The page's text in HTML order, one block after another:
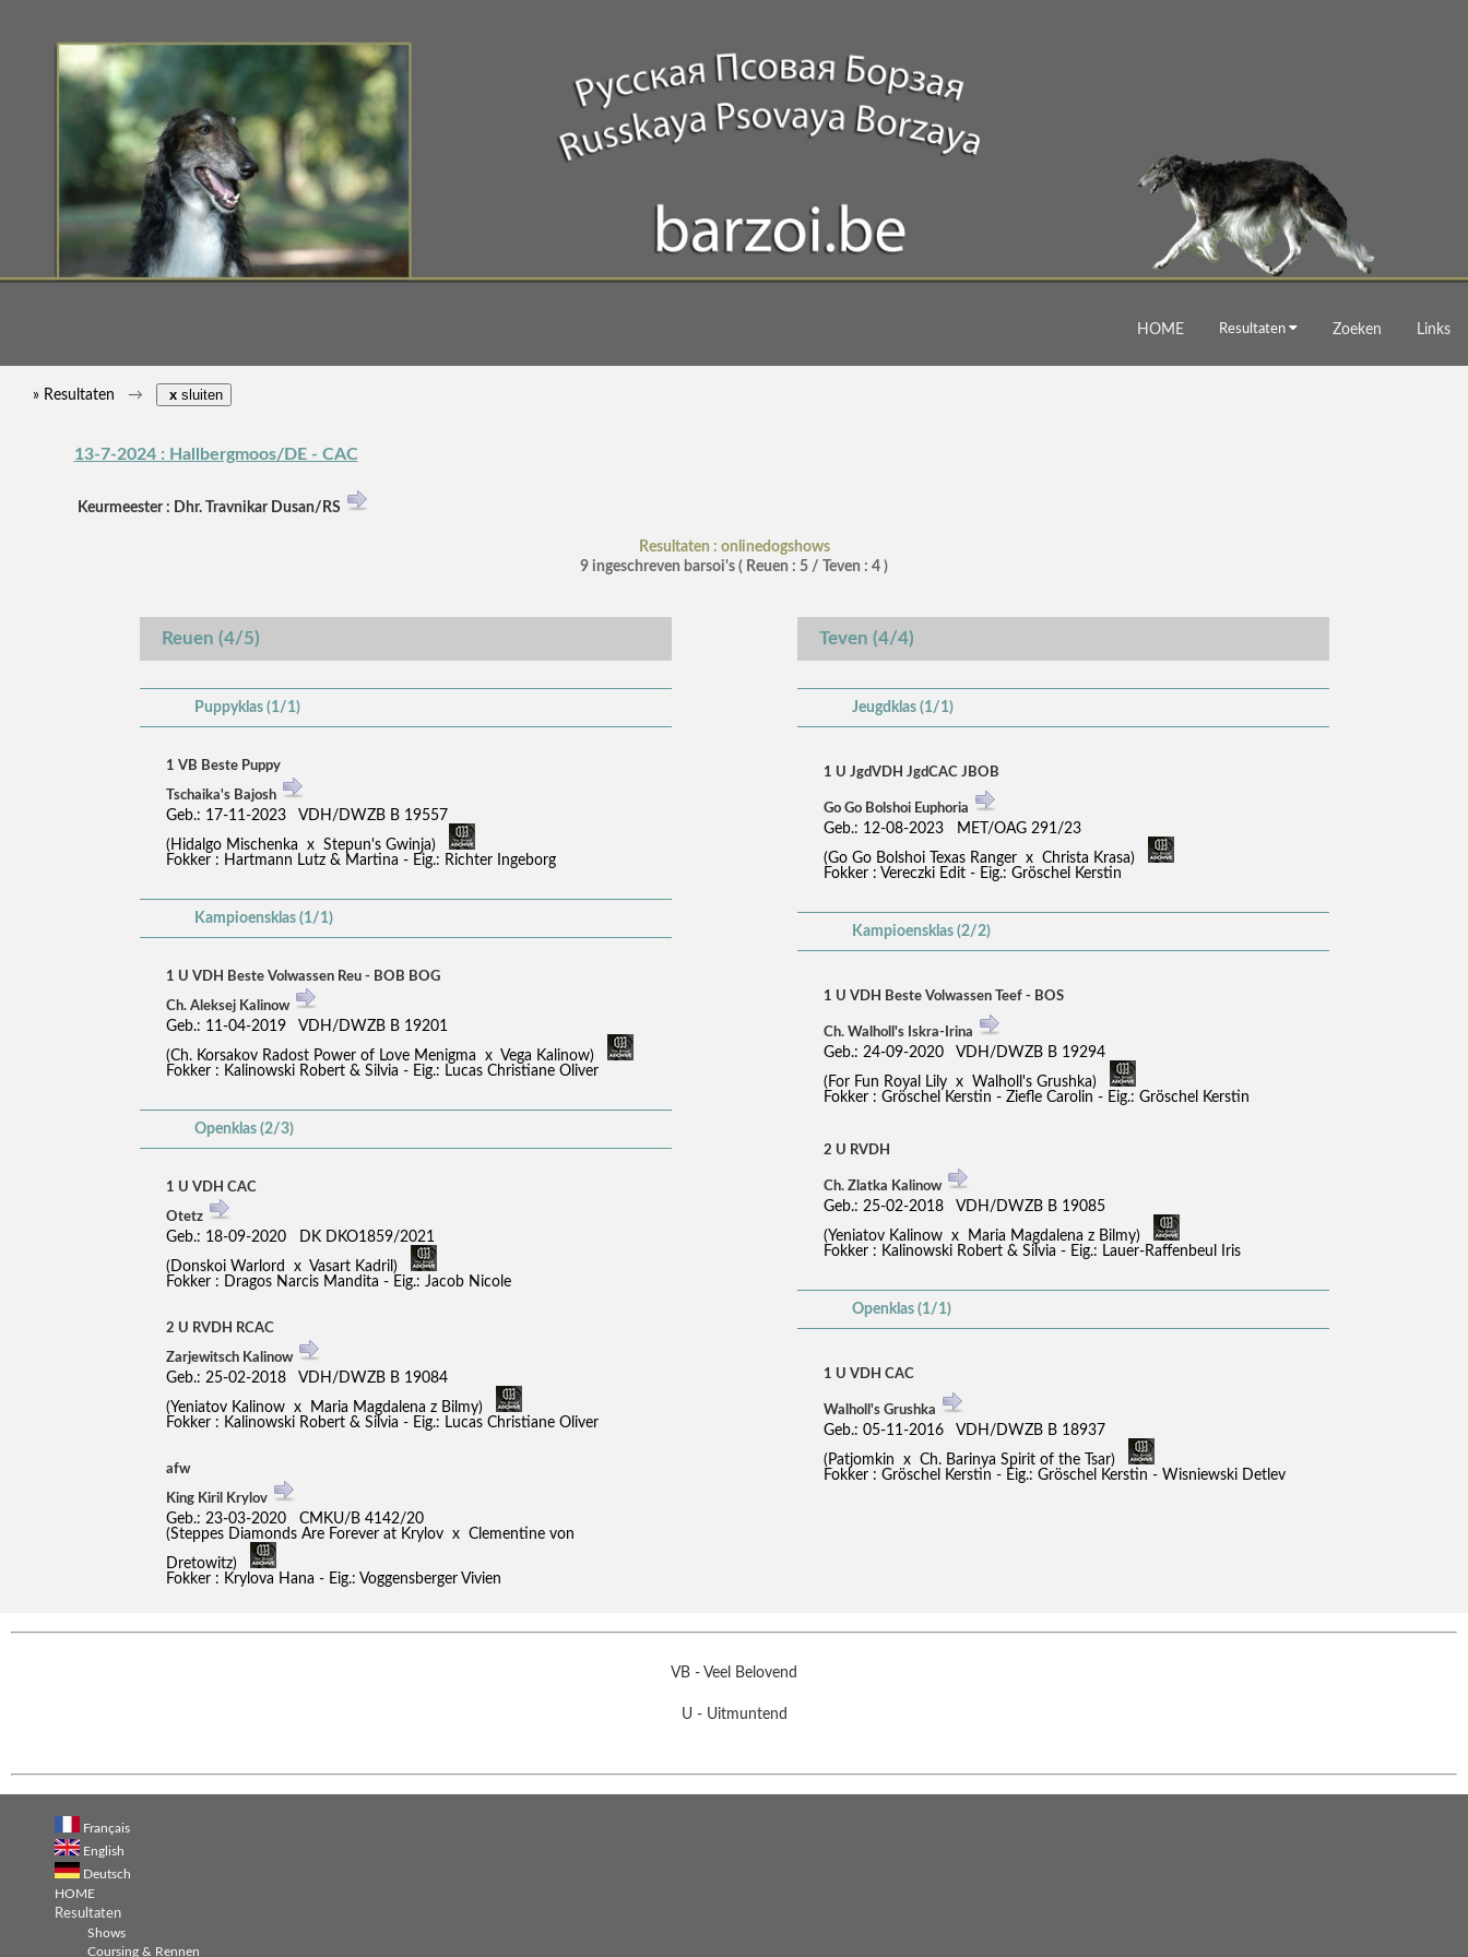
HOME Resultaten Zoeken Links
» Resultaten x sluiten
13-7-2024 : Hallbergmoos/DE - CAC
Keurmeester : Dhr. Travnikar Dusan/RS
Resultaten : onlinedogshows
9 ingeschreven barsoi's ( Reuen : 5 / Teven : 4 )
Reuen (4/5)
Puppyklas (1/1)
1 VB Beste Puppy
Tschaika's Bajosh
Geb.: 17-11-2023 VDH/DWZB B 19557
(Hidalgo Mischenka x Stepun's Gwinja)
Fokker : Hartmann Lutz & Martina - Eig.: Richter Ingeborg
Kampioensklas (1/1)
1 U VDH Beste Volwassen Reu - BOB BOG
Ch. Aleksej Kalinow
Geb.: 11-04-2019 VDH/DWZB B 19201
(Ch. Korsakov Radost Power of Love Menigma x Vega Kalinow)
Fokker : Kalinowski Robert & Silvia - Eig.: Lucas Christiane Oliver
Openklas (2/3)
1 U VDH CAC
Otetz
Geb.: 18-09-2020 DK DKO1859/2021
(Donskoi Warlord x Vasart Kadril)
Fokker : Dragos Narcis Mandita - Eig.: Jacob Nicole
2 U RVDH RCAC
Zarjewitsch Kalinow
Geb.: 25-02-2018 VDH/DWZB B 19084
(Yeniatov Kalinow x Maria Magdalena z Bilmy)
Fokker : Kalinowski Robert & Silvia - Eig.: Lucas Christiane Oliver
afw
King Kiril Krylov
Geb.: 23-03-2020 CMKU/B 4142/20
(Steppes Diamonds Are Forever at Krylov x Clementine von
Dretowitz)
Fokker : Krylova Hana - Eig.: Voggensberger Vivien
Teven (4/4)
Jeugdklas (1/1)
1 U JgdVDH JgdCAC JBOB
Go Go Bolshoi Euphoria
Geb.: 12-08-2023 MET/OAG 291/23
(Go Go Bolshoi Texas Ranger x Christa Krasa)
Fokker : Vereczki Edit - Eig.: Gröschel Kerstin
Kampioensklas (2/2)
1 U VDH Beste Volwassen Teef - BOS
Ch. Walholl's Iskra-Irina
Geb.: 24-09-2020 VDH/DWZB B 19294
(For Fun Royal Lily x Walholl's Grushka)
Fokker : Gröschel Kerstin - Ziefle Carolin - Eig.: Gröschel Kerstin
2 U RVDH
Ch. Zlatka Kalinow
Geb.: 25-02-2018 VDH/DWZB B 19085
(Yeniatov Kalinow x Maria Magdalena z Bilmy)
Fokker : Kalinowski Robert & Silvia - Eig.: Lauer-Raffenbeul Iris
Openklas (1/1)
1 U VDH CAC
Walholl's Grushka
Geb.: 05-11-2016 VDH/DWZB B 18937
(Patjomkin x Ch. Barinya Spirit of the Tsar)
Fokker : Gröschel Kerstin - Eig.: Gröschel Kerstin - Wisniewski Detlev
VB - Veel Belovend
U - Uitmuntend
Français
English
Deutsch
HOME
Resultaten
Shows
Coursing & Rennen